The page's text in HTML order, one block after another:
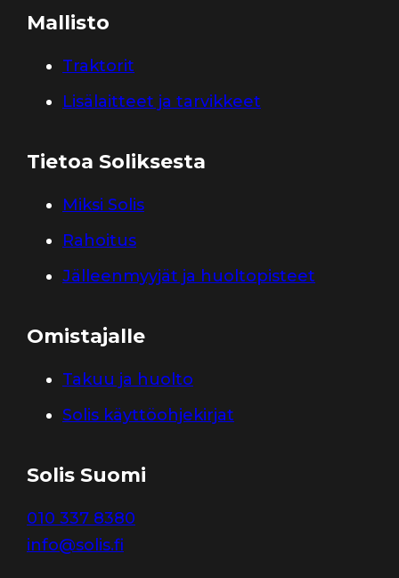
Mallisto
Traktorit
Lisälaitteet ja tarvikkeet
Tietoa Soliksesta
Miksi Solis
Rahoitus
Jälleenmyyjät ja huoltopisteet
Omistajalle
Takuu ja huolto
Solis käyttöohjekirjat
Solis Suomi
010 337 8380
info@solis.fi